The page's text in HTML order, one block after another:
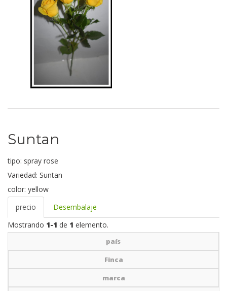
Suntan
tipo: spray rose
Variedad: Suntan
color: yellow
precio
Desembalaje
Mostrando 1-1 de 1 elemento.
país
Finca
marca